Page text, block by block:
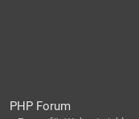
PHP Forum